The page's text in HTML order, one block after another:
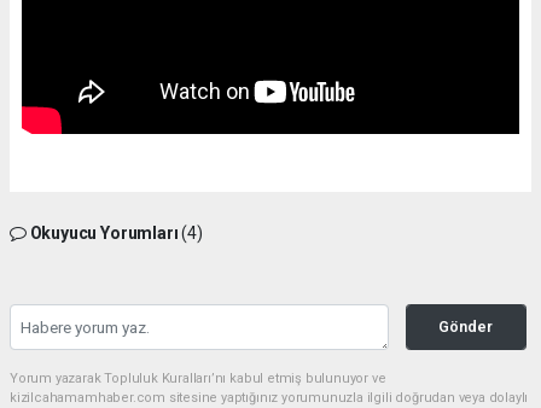
Okuyucu Yorumları(4)
Gönder
Yorum yazarak Topluluk Kuralları’nı kabul etmiş bulunuyor ve
kizilcahamamhaber.com sitesine yaptığınız yorumunuzla ilgili doğrudan veya dolaylı